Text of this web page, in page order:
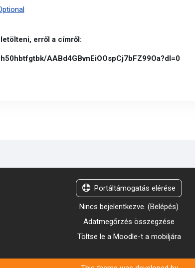
erről a címről:
AABd4GBvnEiOOspCj7bFZ99Oa?dl=0
Portáltámogatás elérése
Nincs bejelentkezve. (Belépés)
Adatmegőrzés összegzése
Töltse le a Moodle-t a mobiljára